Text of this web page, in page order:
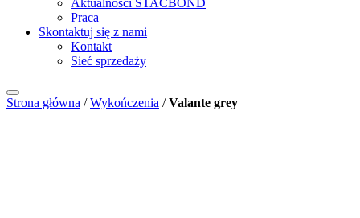
Aktualności STACBOND
Praca
Skontaktuj się z nami
Kontakt
Sieć sprzedaży
Strona główna /Wykończenia /Valante grey